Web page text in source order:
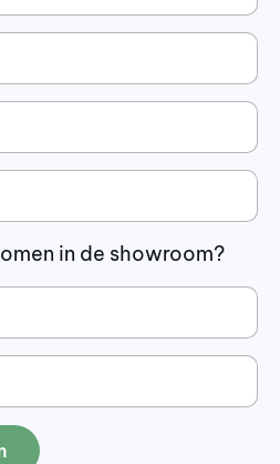
in de showroom?